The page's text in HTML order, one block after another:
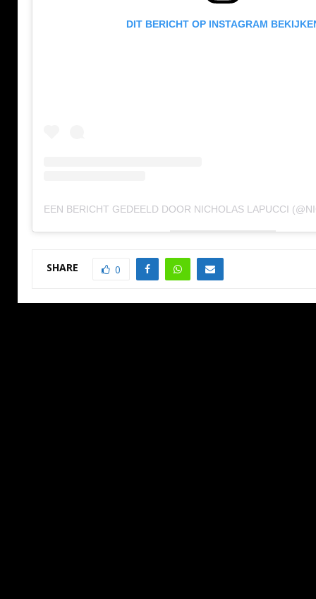
DIT BERICHT OP INSTAGRAM
SHARE 0